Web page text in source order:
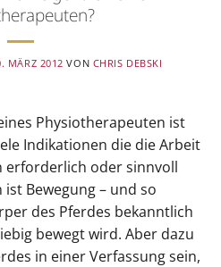
MÄRZ 2012 VON CHRIS DEBSKI
Physiotherapeuten ist
Indikationen die die Arbeit
erforderlich oder sinnvoll
Bewegung – und so
des Pferdes bekanntlich
bewegt wird. Aber dazu
in einer Verfassung sein,